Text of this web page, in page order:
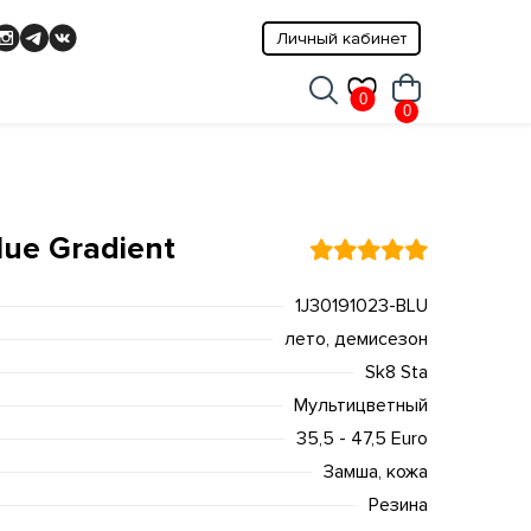
0
Личный кабинет
0
Gradient
1J30191023-BLU
лето, демисезон
Sk8 Sta
Мультицветный
35,5 - 47,5 Euro
Замша, кожа
Резина